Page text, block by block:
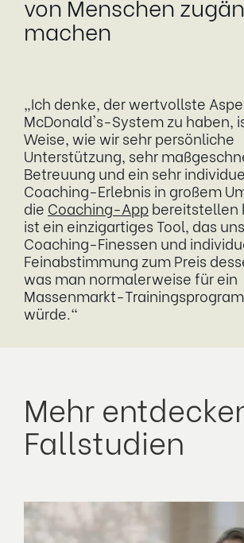
von Menschen
machen
„Ich denke, der wertvollste
McDonald's-System zu haben,
Weise, wie wir sehr persönliche
Unterstützung, sehr
Betreuung und ein sehr
Coaching-Erlebnis in großem
die Coaching-Appbereitstellen
ist ein einzigartiges Tool, das
Coaching-Finessen und
Feinabstimmung zum Preis
was man normalerweise für ein
Massenmarkt-
würde.“
Mehr
Fallstudien